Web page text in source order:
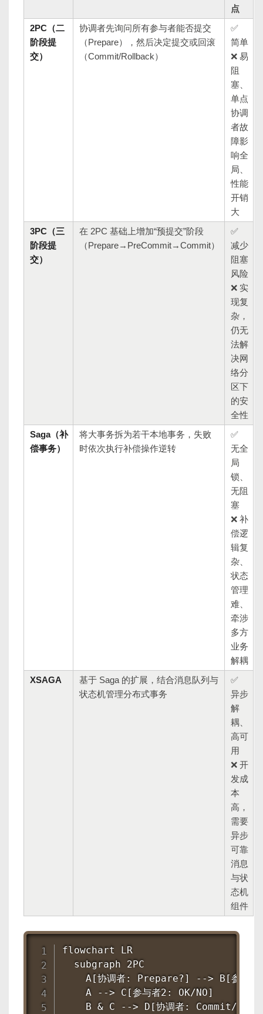
点
2PC（二
阶段提
交）
协调者先询问所有参与者能否提交
（Prepare），然后决定提交或回滚
（Commit/Rollback）
✅
简单
❌ 易
阻
塞、
单点
协调
者故
障影
响全
局、
性能
开销
大
3PC（三
阶段提
交）
在 2PC 基础上增加“预提交”阶段
（Prepare→PreCommit→Commit）
✅
减少
阻塞
风险
❌ 实
现复
杂，
仍无
法解
决网
络分
区下
的安
全性
Saga（补
偿事务）
将大事务拆为若干本地事务，失败
时依次执行补偿操作逆转
✅
无全
局
锁、
无阻
塞
❌ 补
偿逻
辑复
杂、
状态
管理
难、
牵涉
多方
业务
解耦
XSAGA
基于 Saga 的扩展，结合消息队列与
状态机管理分布式事务
✅
异步
解
耦、
高可
用
❌ 开
发成
本
高，
需要
异步
可靠
消息
与状
态机
组件
flowchart LR
  subgraph 2PC
A[协调者: Prepare?] --> B[参与
    A --> C[参与者2: OK/NO]
B & C --> D[协调者: Commit/